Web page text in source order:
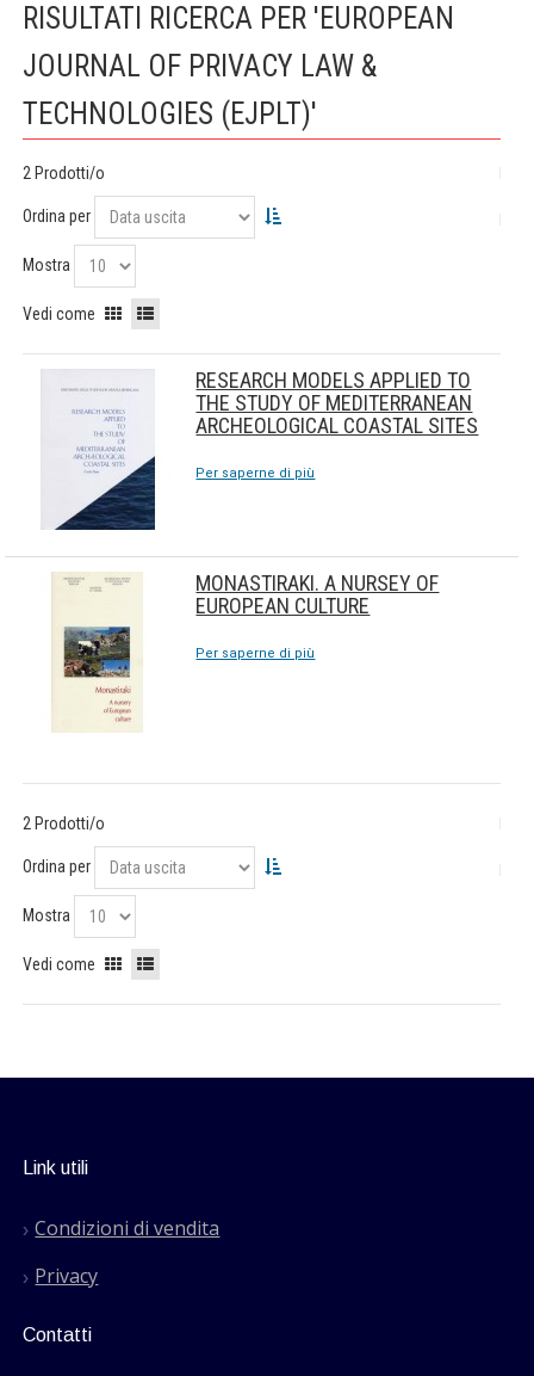
RISULTATI RICERCA PER 'EUROPEAN
JOURNAL OF PRIVACY LAW &
TECHNOLOGIES (EJPLT)'
2 Prodotti/o
Ordina per
Mostra
Vedi come
RESEARCH MODELS APPLIED TO
THE STUDY OF MEDITERRANEAN
ARCHEOLOGICAL COASTAL SITES
Per saperne di più
MONASTIRAKI. A NURSEY OF
EUROPEAN CULTURE
Per saperne di più
2 Prodotti/o
Ordina per
Mostra
Vedi come
Link utili
Condizioni di vendita
Privacy
Contatti